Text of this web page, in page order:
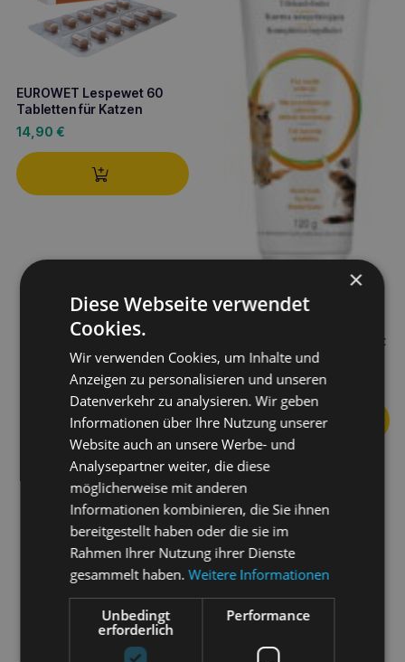
EUROWET Lespewet 60
Tabletten für Katzen
14,90 €
VETOQUINOL Care Uro-Pet
Ergänzungsfuttermittel
22,80€
×
Diese Webseite verwendet
Cookies.
Wir verwenden Cookies, um Inhalte und
Anzeigen zu personalisieren und unseren
Datenverkehr zu analysieren. Wir geben
Informationen über Ihre Nutzung unserer
Website auch an unsere Werbe- und
Analysepartner weiter, die diese
möglicherweise mit anderen
Informationen kombinieren, die Sie ihnen
bereitgestellt haben oder die sie im
Rahmen Ihrer Nutzung ihrer Dienste
gesammelt haben.Weitere Informationen
Unbedingt
erforderlich
Performance